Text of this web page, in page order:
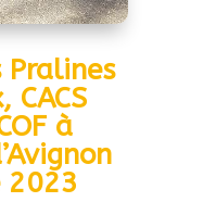
Pralines
CACS
à
2023